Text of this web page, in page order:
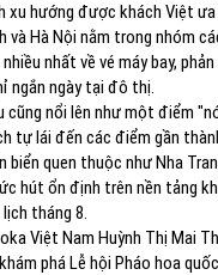
xu hướng được khách Việt ưa
và Hà Nội nằm trong nhóm
nhất về vé máy bay, phản
ngắn ngày tại đô thị.
cũng nổi lên như một điểm
tự lái đến các điểm gần
biển quen thuộc như Nha
hút ổn định trên nền tảng
tháng 8.
Việt Nam Huỳnh Thị Mai
phá Lễ hội Pháo hoa